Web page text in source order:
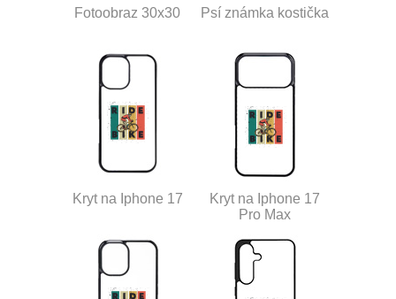
Fotoobraz 30x30 Psí známka kostička
Kryt na Iphone 17
Kryt na Iphone 17
Pro Max